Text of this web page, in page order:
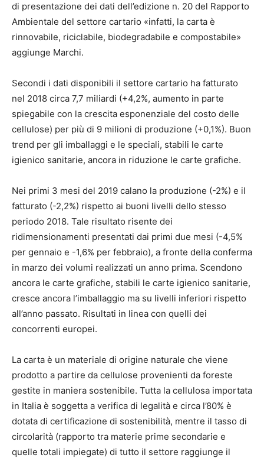
di presentazione dei dati dell’edizione n. 20 del Rapporto
Ambientale del settore cartario «infatti, la carta è
rinnovabile, riciclabile, biodegradabile e compostabile»
aggiunge Marchi.
Secondi i dati disponibili il settore cartario ha fatturato
nel 2018 circa 7,7 miliardi (+4,2%, aumento in parte
spiegabile con la crescita esponenziale del costo delle
cellulose) per più di 9 milioni di produzione (+0,1%). Buon
trend per gli imballaggi e le speciali, stabili le carte
igienico sanitarie, ancora in riduzione le carte grafiche.
Nei primi 3 mesi del 2019 calano la produzione (-2%) e il
fatturato (-2,2%) rispetto ai buoni livelli dello stesso
periodo 2018. Tale risultato risente dei
ridimensionamenti presentati dai primi due mesi (-4,5%
per gennaio e -1,6% per febbraio), a fronte della conferma
in marzo dei volumi realizzati un anno prima. Scendono
ancora le carte grafiche, stabili le carte igienico sanitarie,
cresce ancora l’imballaggio ma su livelli inferiori rispetto
all’anno passato. Risultati in linea con quelli dei
concorrenti europei.
La carta è un materiale di origine naturale che viene
prodotto a partire da cellulose provenienti da foreste
gestite in maniera sostenibile. Tutta la cellulosa importata
in Italia è soggetta a verifica di legalità e circa l’80% è
dotata di certificazione di sostenibilità, mentre il tasso di
circolarità (rapporto tra materie prime secondarie e
quelle totali impiegate) di tutto il settore raggiunge il